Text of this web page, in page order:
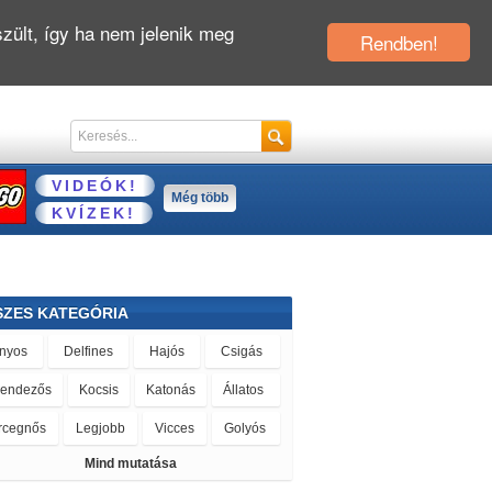
VIDEÓK!
KVÍZEK!
Még több
KATEGÓRIA
Delfines Hajós Csigás
Kocsis Katonás Állatos
Legjobb Vicces Golyós
Majmos Kiszolgálós
Mind mutatása
Rendben!
így ha nem jelenik meg